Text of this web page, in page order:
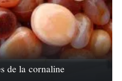
de la cornaline